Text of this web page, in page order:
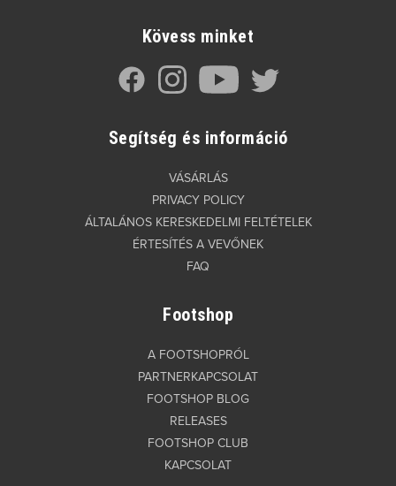
Kövess minket
Segítség és információ
VÁSÁRLÁS
PRIVACY POLICY
ÁLTALÁNOS KERESKEDELMI FELTÉTELEK
ÉRTESÍTÉS A VEVŐNEK
FAQ
Footshop
A FOOTSHOPRÓL
PARTNERKAPCSOLAT
FOOTSHOP BLOG
RELEASES
FOOTSHOP CLUB
KAPCSOLAT